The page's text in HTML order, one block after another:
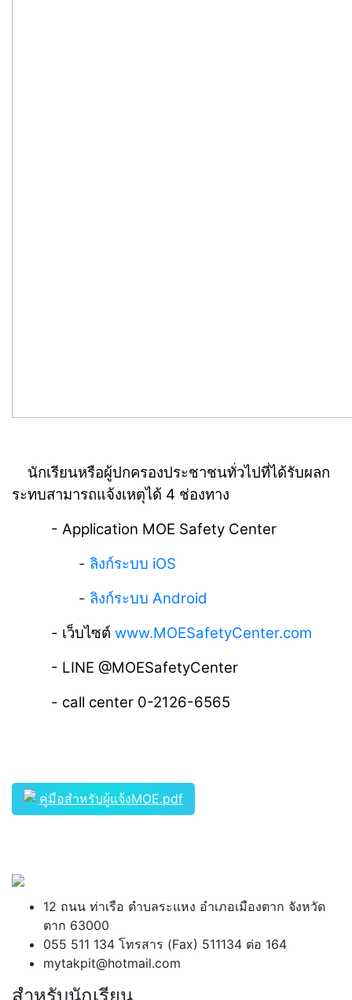
นักเรียนหรือผู้ปกครองประชาชนทั่วไปที่ได้รับผลก
ระทบสามารถแจ้งเหตุได้ 4 ช่องทาง
- Application MOE Safety Center
- ลิงก์ระบบ iOS
- ลิงก์ระบบ Android
- เว็บไซต์ www.MOESafetyCenter.com
- LINE @MOESafetyCenter
- call center 0-2126-6565
คู่มือสำหรับผู้แจ้งMOE.pdf
12 ถนน ท่าเรือ ตำบลระแหง อำเภอเมืองตาก จังหวัด
ตาก 63000
055 511 134 โทรสาร (Fax) 511134 ต่อ 164
mytakpit@hotmail.com